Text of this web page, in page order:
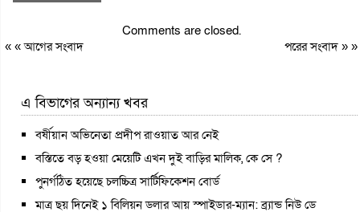
Comments are closed.
« «আগের সংবাদ পরের সংবাদ» »
এ বিভাগের অন্যান্য খবর
বর্ষীয়ান অভিনেতা প্রদীপ রাওয়াত আর নেই
বস্তিতে বড় হওয়া মেয়েটি এখন দুই বাড়ির মালিক, কে সে ?
পুনর্গঠিত হয়েছে চলচ্চিত্র সার্টিফিকেশন বোর্ড
মাত্র ছয় দিনেই ১ বিলিয়ন ডলার আয় স্পাইডার-ম্যান: ব্র্যান্ড নিউ ডে